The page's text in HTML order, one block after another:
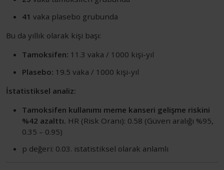
41 vaka plasebo grubunda
Bu da yıllık olarak kişi başı:
Tamoksifen: 11.3 vaka / 1000 kişi-yıl
Plasebo: 19.5 vaka / 1000 kişi-yıl
İstatistiksel analiz:
Tamoksifen kullanımı meme kanseri gelişme riskini
%42 azalttı. HR (Risk Oranı): 0.58 (Güven aralığı %95,
0.35 – 0.95)
p değeri: 0.03. istatistiksel olarak anlamlı